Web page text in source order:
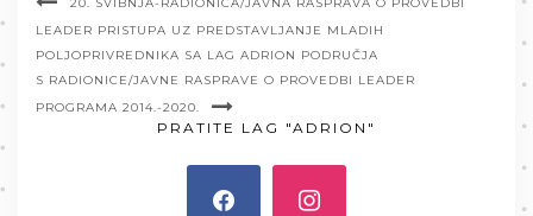
LEADER PRISTUPA UZ PREDSTAVLJANJE MLADIH
POLJOPRIVREDNIKA SA LAG ADRION PODRUČJA
S RADIONICE/JAVNE RASPRAVE O PROVEDBI LEADER
PROGRAMA 2014.-2020.
PRATITE LAG "ADRION"